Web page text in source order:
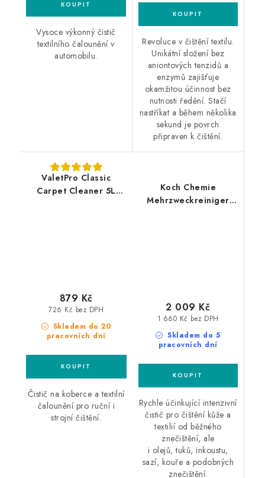
Vysoce výkonný čistič
textilního čalounění v
automobilu.
Revoluce v čištění textilu.
Unikátní složení bez
aniontových tenzidů a
enzymů zajišťuje
okamžitou účinnost bez
nutnosti ředění. Stačí
nastříkat a během několika
sekund je povrch
připraven k čištění.
ValetPro Classic
Carpet Cleaner 5L
Skladem do 20
pracovních dní
726 Kč bez DPH
879 Kč
Čistič na koberce a textilní
čalounění pro ruční i
strojní čištění.
Koch Chemie
Mehrzweckreiniger
Skladem do 5
pracovních dní
1 660 Kč bez DPH
2 009 Kč
Rychle účinkující intenzivní
čistič pro čištění kůže a
textilií od běžného
znečištění, ale
i olejů, tuků, inkoustu,
sazí, kouře a podobných
znečištění.